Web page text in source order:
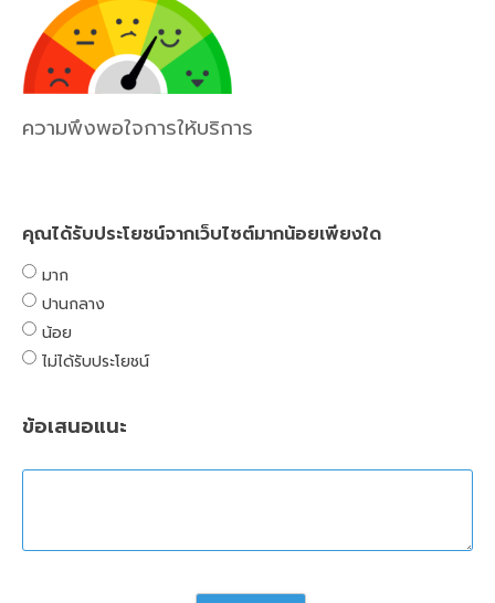
ความพึงพอใจการให้บริการ
คุณได้รับประโยชน์จากเว็บไซต์มากน้อยเพียงใด
มาก
ปานกลาง
น้อย
ไม่ได้รับประโยชน์
ข้อเสนอแนะ